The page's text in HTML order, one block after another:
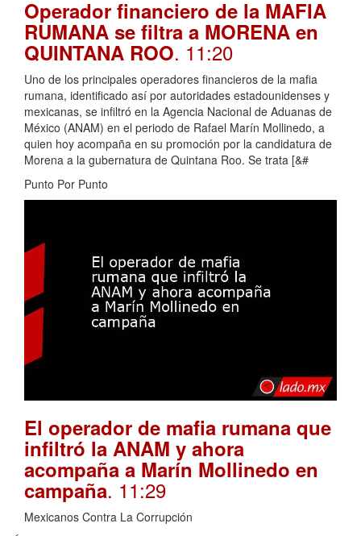
Operador financiero de la MAFIA
RUMANA se filtra a MORENA en
QUINTANA ROO. 11:20
Uno de los principales operadores financieros de la mafia
rumana, identificado así por autoridades estadounidenses y
mexicanas, se infiltró en la Agencia Nacional de Aduanas de
México (ANAM) en el periodo de Rafael Marín Mollinedo, a
quien hoy acompaña en su promoción por la candidatura de
Morena a la gubernatura de Quintana Roo. Se trata [&#
Punto Por Punto
El operador de mafia rumana que
infiltró la ANAM y ahora
acompaña a Marín Mollinedo en
campaña. 11:29
Mexicanos Contra La Corrupción